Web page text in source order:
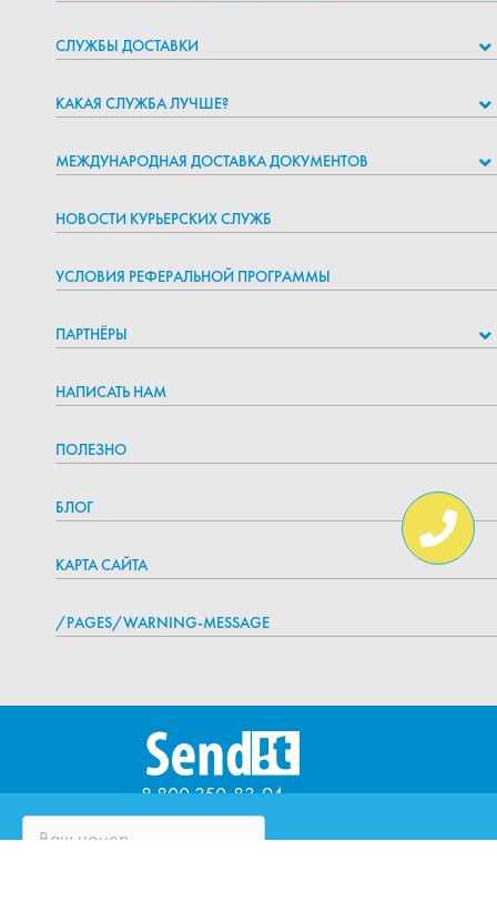
СЛУЖБЫ ДОСТАВКИ
КАКАЯ СЛУЖБА ЛУЧШЕ?
МЕЖДУНАРОДНАЯ ДОСТАВКА ДОКУМЕНТОВ
НОВОСТИ КУРЬЕРСКИХ СЛУЖБ
УСЛОВИЯ РЕФЕРАЛЬНОЙ ПРОГРАММЫ
ПАРТНЁРЫ
НАПИСАТЬ НАМ
ПОЛЕЗНО
БЛОГ
КАРТА САЙТА
/PAGES/WARNING-MESSAGE
8 800 350-83-94